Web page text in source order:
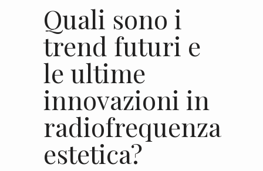
Quali sono i
trend futuri e
le ultime
innovazioni in
radiofrequenza
estetica?